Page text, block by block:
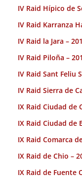
IV Raid Hípico de
IV Raid Karranza
IV Raid la Jara –
IV Raid Piloña –
IV Raid Sant Feliu
IV Raid Sierra de
IX Raid Ciudad de
IX Raid Ciudad de
IX Raid Comarca
IX Raid de Chio –
IX Raid de Fuente